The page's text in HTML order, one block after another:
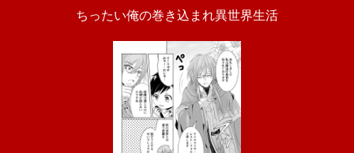
ちったい俺の巻き込まれ異世界生活